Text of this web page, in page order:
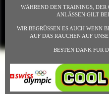
WÄHREND DEN TRAININGS,
ANLÄSSEN GILT
WIR BEGRÜSSEN ES AUCH WENN
AUF DAS RAUCHEN AUF
BESTEN DANK FÜR